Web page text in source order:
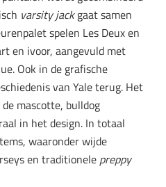
varsity jackgaat samen
spelen Les Deux en
en ivoor, aangevuld met
Ook in de grafische
van Yale terug. Het
mascotte, bulldog
in het design. In totaal
waaronder wijde
en traditionele preppy